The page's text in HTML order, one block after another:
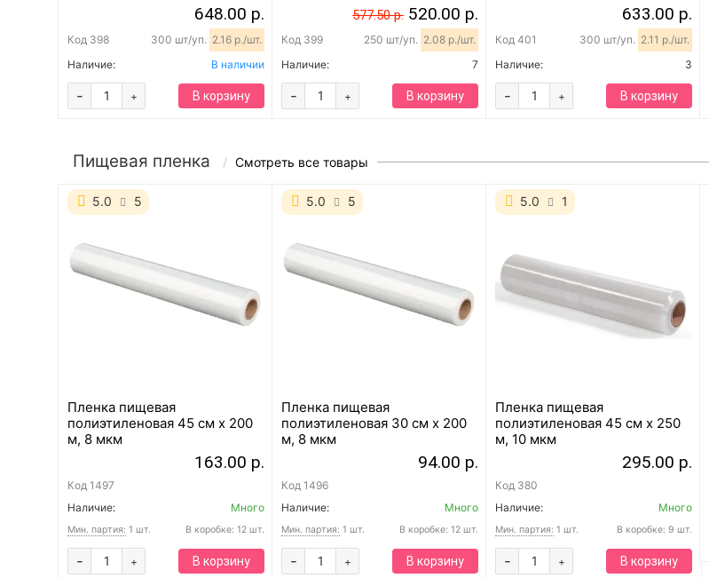
648.00 р.
Код 398 300 шт/уп. 2.16 р./шт.
Наличие:
В наличии
+
- В корзину
577.50 р. 520.00 р.
Код 399 250 шт/уп. 2.08 р./шт.
Наличие:
7
+
- В корзину
633.00 р.
Код401 300 шт/уп. 2.11 р./шт.
Наличие:
3
+
- В корзину
Пищевая пленка Смотреть все товары
5.0 5
Пленка пищевая
полиэтиленовая 45 см x 200
м, 8 мкм
163.00 р.
Код1497
Наличие:
Много
Мин. партия: 1 шт. В коробке: 12 шт.
+
- В корзину
5.0 5
Пленка пищевая
полиэтиленовая 30 см x 200
м, 8 мкм
94.00 р.
Код1496
Наличие:
Много
Мин. партия: 1 шт. В коробке: 12 шт.
+
- В корзину
5.0 1
Пленка пищевая
полиэтиленовая 45 см x 250
м, 10 мкм
295.00 р.
Код 380
Наличие:
Много
Мин. партия: 1 шт. В коробке: 9 шт.
+
- В корзину